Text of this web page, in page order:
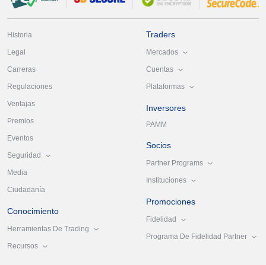
Historia
Legal
Carreras
Regulaciones
Ventajas
Premios
Eventos
Seguridad
Media
Ciudadanía
Conocimiento
Herramientas De Trading
Recursos
Traders
Mercados
Cuentas
Plataformas
Inversores
PAMM
Socios
Partner Programs
Instituciones
Promociones
Fidelidad
Programa De Fidelidad Partner